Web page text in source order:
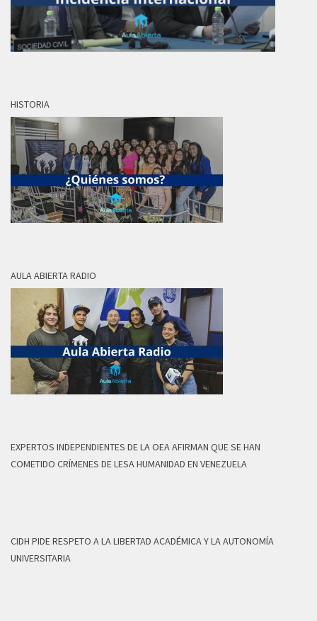
HISTORIA
AULA ABIERTA RADIO
EXPERTOS INDEPENDIENTES DE LA OEA AFIRMAN QUE SE HAN
COMETIDO CRÍMENES DE LESA HUMANIDAD EN VENEZUELA
CIDH PIDE RESPETO A LA LIBERTAD ACADÉMICA Y LA AUTONOMÍA
UNIVERSITARIA